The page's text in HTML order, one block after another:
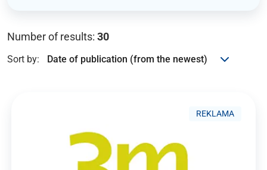
Number of results: 30
Sort by:
REKLAMA